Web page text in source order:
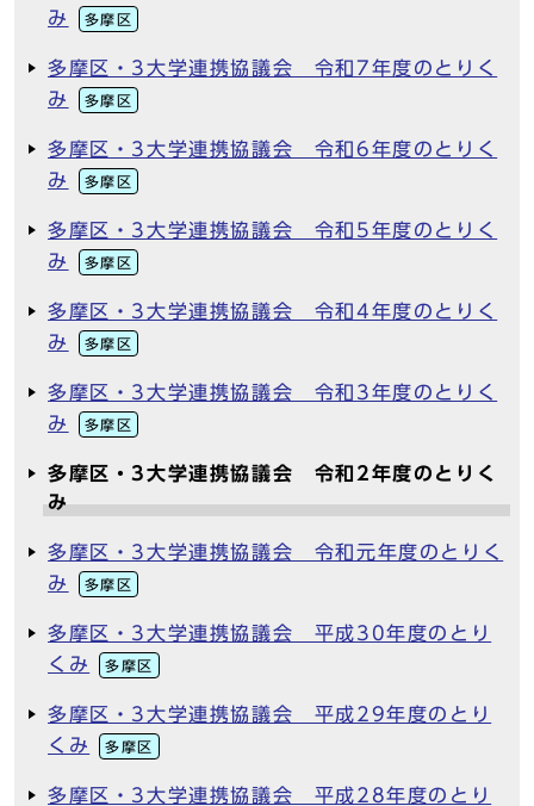
み
多摩区
多摩区・3大学連携協議会 令和7年度のとりく
み
多摩区
多摩区・3大学連携協議会 令和6年度のとりく
み
多摩区
多摩区・3大学連携協議会 令和5年度のとりく
み
多摩区
多摩区・3大学連携協議会 令和4年度のとりく
み
多摩区
多摩区・3大学連携協議会 令和3年度のとりく
み
多摩区
多摩区・3大学連携協議会 令和2年度のとりく
み
多摩区・3大学連携協議会 令和元年度のとりく
み
多摩区
多摩区・3大学連携協議会 平成30年度のとり
くみ
多摩区
多摩区・3大学連携協議会 平成29年度のとり
くみ
多摩区
多摩区・3大学連携協議会 平成28年度のとり